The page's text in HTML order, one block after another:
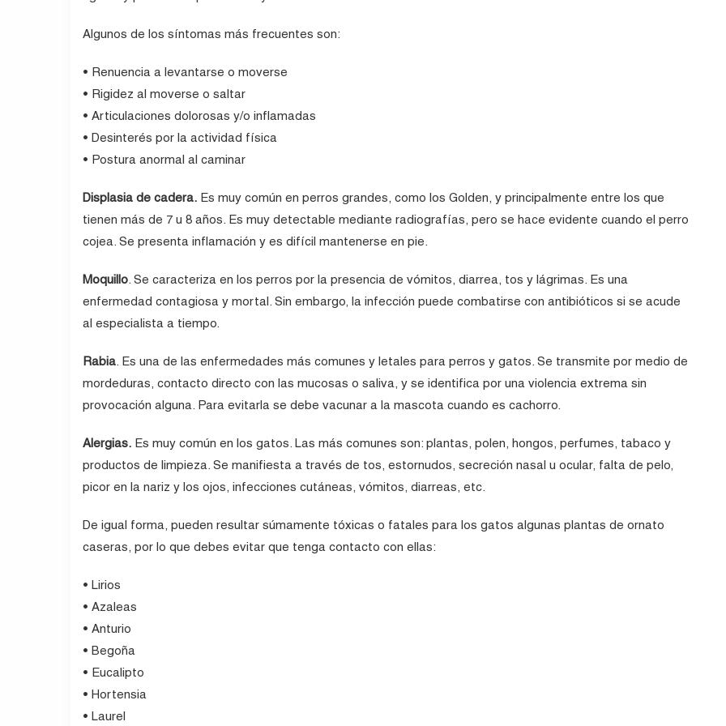
Algunos de los síntomas más frecuentes son:
• Renuencia a levantarse o moverse
• Rigidez al moverse o saltar
• Articulaciones dolorosas y/o inflamadas
• Desinterés por la actividad física
• Postura anormal al caminar
Displasia de cadera. Es muy común en perros grandes, como los Golden, y principalmente entre los que
tienen más de 7 u 8 años. Es muy detectable mediante radiografías, pero se hace evidente cuando el perro
cojea. Se presenta inflamación y es difícil mantenerse en pie.
Moquillo. Se caracteriza en los perros por la presencia de vómitos, diarrea, tos y lágrimas. Es una
enfermedad contagiosa y mortal. Sin embargo, la infección puede combatirse con antibióticos si se acude
al especialista a tiempo.
Rabia. Es una de las enfermedades más comunes y letales para perros y gatos. Se transmite por medio de
mordeduras, contacto directo con las mucosas o saliva, y se identifica por una violencia extrema sin
provocación alguna. Para evitarla se debe vacunar a la mascota cuando es cachorro.
Alergias. Es muy común en los gatos. Las más comunes son: plantas, polen, hongos, perfumes, tabaco y
productos de limpieza. Se manifiesta a través de tos, estornudos, secreción nasal u ocular, falta de pelo,
picor en la nariz y los ojos, infecciones cutáneas, vómitos, diarreas, etc.
De igual forma, pueden resultar súmamente tóxicas o fatales para los gatos algunas plantas de ornato
caseras, por lo que debes evitar que tenga contacto con ellas:
• Lirios
• Azaleas
• Anturio
• Begoña
• Eucalipto
• Hortensia
• Laurel